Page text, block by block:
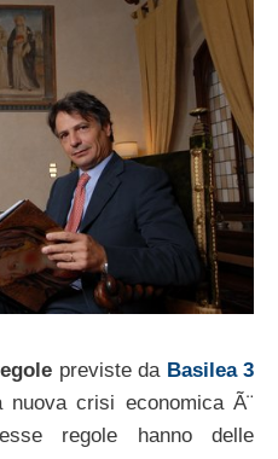
previste da Basilea 3
crisi economica Ã¨
regole hanno delle